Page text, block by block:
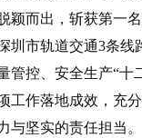
颖而出，斩获第一
圳市轨道交通3条线
管控、安全生产“十
工作落地成效，充
与坚实的责任担当。